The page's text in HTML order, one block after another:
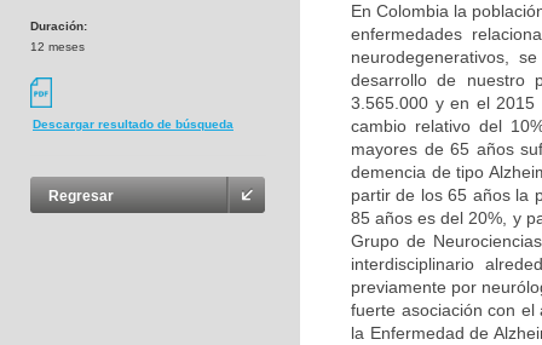
Duración:
12 meses
Descargar resultado de búsqueda
Regresar
En Colombia la
enfermedades
neurodegenerativos,
desarrollo de nuestro
3.565.000 y en el 2015
cambio relativo del
mayores de 65 años
demencia de tipo
partir de los 65 años la
85 años es del 20%, y
Grupo de
interdisciplinario
previamente por
fuerte asociación con el
la Enfermedad de